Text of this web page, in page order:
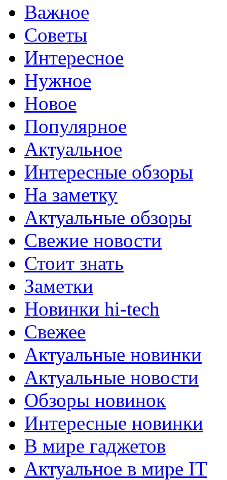
Важное
Советы
Интересное
Нужное
Новое
Популярное
Актуальное
Интересные обзоры
На заметку
Актуальные обзоры
Свежие новости
Стоит знать
Заметки
Новинки hi-tech
Свежее
Актуальные новинки
Актуальные новости
Обзоры новинок
Интересные новинки
В мире гаджетов
Актуальное в мире IT